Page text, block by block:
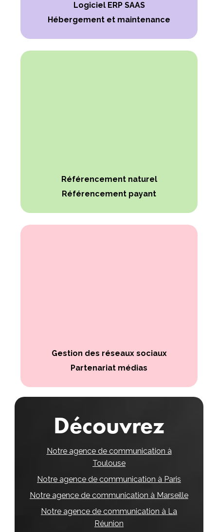
Logiciel ERP SAAS
Hébergement et maintenance
Référencement naturel
Référencement payant
Gestion des réseaux sociaux
Partenariat médias
Découvrez
Notre agence de communication à
Toulouse
Notre agence de communication à Paris
Notre agence de communication à Marseille
Notre agence de communication à La
Réunion